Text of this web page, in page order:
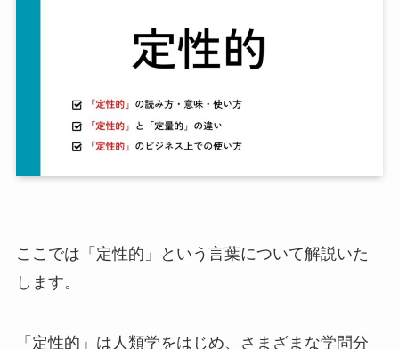
ここでは「定性的」という言葉について解説いた
します。
「定性的」は人類学をはじめ、さまざまな学問分